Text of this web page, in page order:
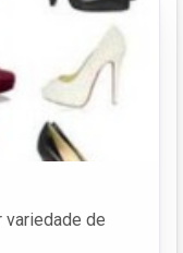
variedade de